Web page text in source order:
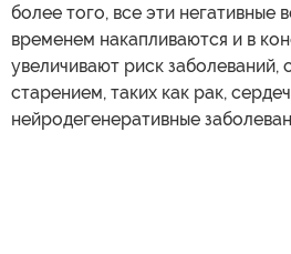
более того, все эти негативные
временем накапливаются и в
увеличивают риск заболеваний,
старением, таких как рак,
нейродегенеративные